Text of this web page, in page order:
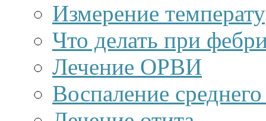
Измерение
Что делать при
Лечение ОРВИ
Воспаление